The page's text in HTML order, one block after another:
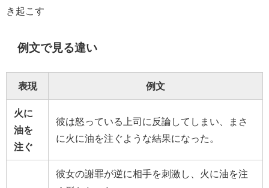
き起こす
例文で見る違い
表現 例文
火に
油を
注ぐ
彼は怒っている上司に反論してしまい、まさ
に火に油を注ぐような結果になった。
彼女の謝罪が逆に相手を刺激し、火に油を注